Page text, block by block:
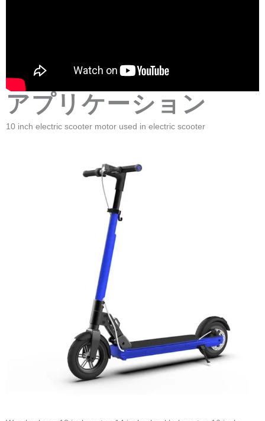
アプリケーション
10 inch electric scooter motor used in electric scooter